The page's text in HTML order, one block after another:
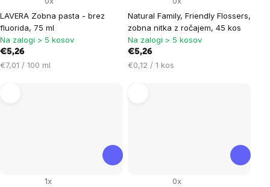
LAVERA Zobna pasta - brez
fluorida, 75 ml
Na zalogi > 5 kosov
€5,26
Cena
€7,01 / 100 ml
Natural Family, Friendly Flossers,
zobna nitka z ročajem, 45 kos
Na zalogi > 5 kosov
€5,26
Cena
€0,12 / 1 kos
1x 0x